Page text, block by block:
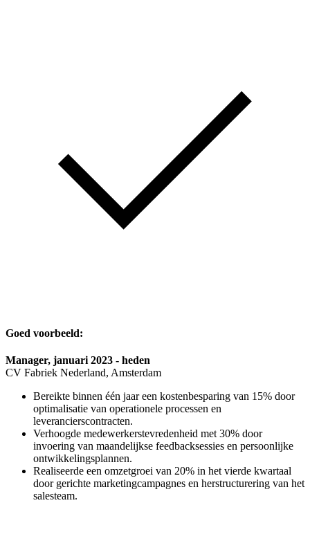
Goed voorbeeld:
Manager, januari 2023 - heden
CV Fabriek Nederland, Amsterdam
Bereikte binnen één jaar een kostenbesparing van 15% door
optimalisatie van operationele processen en
leverancierscontracten.
Verhoogde medewerkerstevredenheid met 30% door
invoering van maandelijkse feedbacksessies en persoonlijke
ontwikkelingsplannen.
Realiseerde een omzetgroei van 20% in het vierde kwartaal
door gerichte marketingcampagnes en herstructurering van het
salesteam.